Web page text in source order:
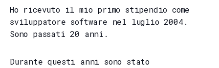
Ho ricevuto il mio primo stipendio come
sviluppatore software nel luglio 2004.
Sono passati 20 anni.
Durante questi anni sono stato